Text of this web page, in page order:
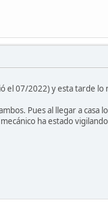
el 07/2022) y esta tarde
Pues al llegar a casa
ha estado